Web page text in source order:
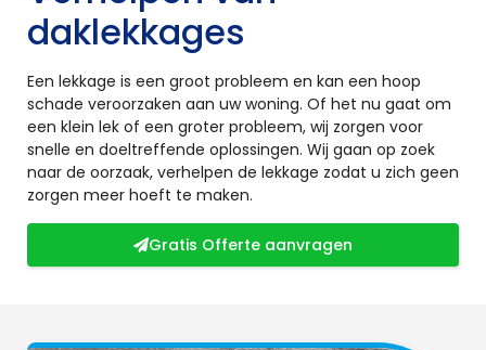
daklekkages
Een lekkage is een groot probleem en kan een hoop
schade veroorzaken aan uw woning. Of het nu gaat om
een klein lek of een groter probleem, wij zorgen voor
snelle en doeltreffende oplossingen. Wij gaan op zoek
naar de oorzaak, verhelpen de lekkage zodat u zich geen
zorgen meer hoeft te maken.
Gratis Offerte aanvragen